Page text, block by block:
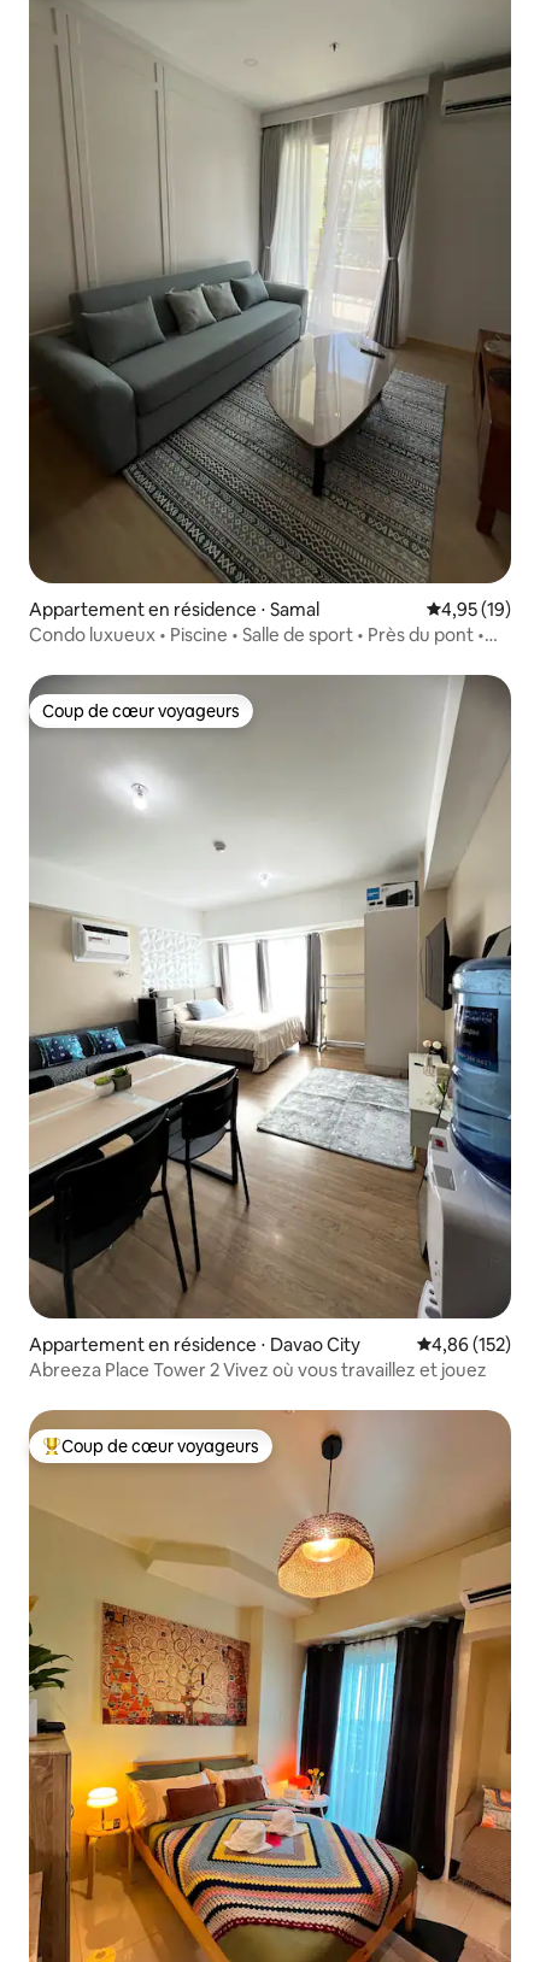
Appartement en résidence ⋅ Samal Évaluation
4,95 (19)
Condo luxueux • Piscine • Salle de sport • Près du pont •
Coup de cœur voyageurs
Coup de cœur voyageurs
Appartement en résidence ⋅ Davao City Évaluation
4,86 (152)
Abreeza Place Tower 2 Vivez où vous travaillez et jouez
Coups de cœur voyageurs les plus appréciés
Coup de cœur voyageurs